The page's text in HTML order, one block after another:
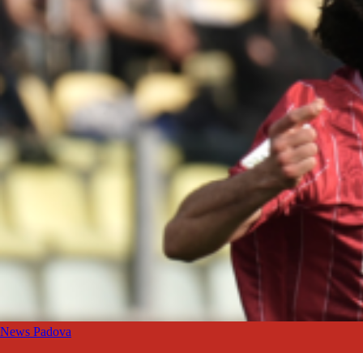
News Padova